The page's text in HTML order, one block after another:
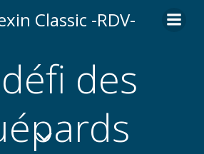
au
Classic -RDV-
des